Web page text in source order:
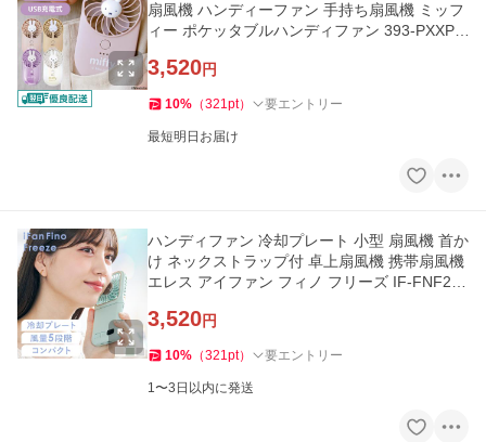
扇風機 ハンディーファン 手持ち扇風機 ミッフ
ィー ポケッタブルハンディファン 393-PXXP0
3,520円
10% （321pt） 要エントリー
最短明日お届け
ハンディファン 冷却プレート 小型 扇風機 首か
け ネックストラップ付 卓上扇風機 携帯扇風機
エレス アイファン フィノ フリーズ IF-FNF26
3,520円
10% （321pt） 要エントリー
1〜3日以内に発送